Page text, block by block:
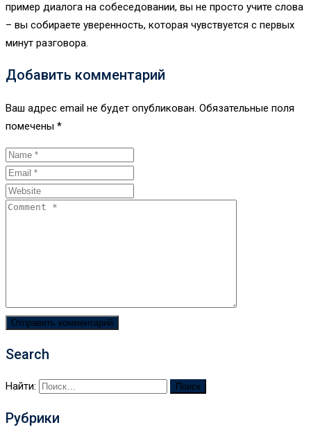
пример диалога на собеседовании, вы не просто учите слова
– вы собираете уверенность, которая чувствуется с первых
минут разговора.
Добавить комментарий
Ваш адрес email не будет опубликован. Обязательные поля
помечены *
Search
Найти:
Рубрики